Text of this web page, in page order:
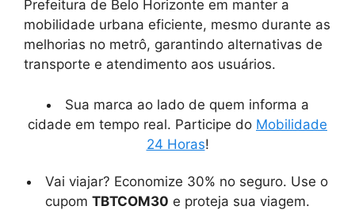
Prefeitura de Belo Horizonte em manter a
mobilidade urbana eficiente, mesmo durante as
melhorias no metrô, garantindo alternativas de
transporte e atendimento aos usuários.
Sua marca ao lado de quem informa a
cidade em tempo real. Participe do Mobilidade
24 Horas!
Vai viajar? Economize 30% no seguro. Use o
cupom TBTCOM30 e proteja sua viagem.